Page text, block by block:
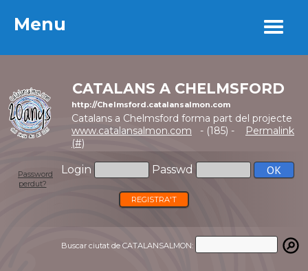
Menu
CATALANS A CHELMSFORD
http://Chelmsford.catalansalmon.com
Catalans a Chelmsford forma part del projecte
www.catalansalmon.com - (185) -
Permalink
(#)
Login Passwd
Password
perdut?
REGISTRA'T
Buscar ciutat de CATALANSALMON:
Menu